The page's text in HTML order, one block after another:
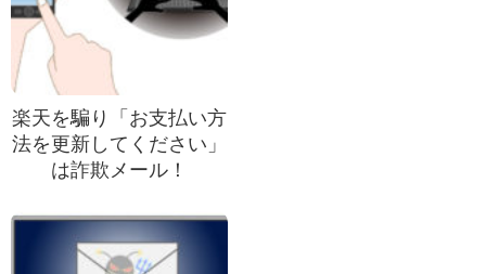
楽天を騙り「お支払い方
法を更新してください」
は詐欺メール！